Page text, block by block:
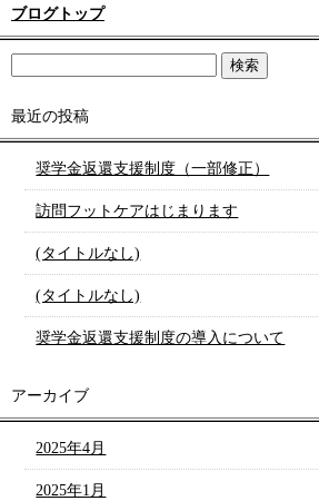
ブログトップ
最近の投稿
奨学金返還支援制度（一部修正）
訪問フットケアはじまります
(タイトルなし)
(タイトルなし)
奨学金返還支援制度の導入について
アーカイブ
2025年4月
2025年1月